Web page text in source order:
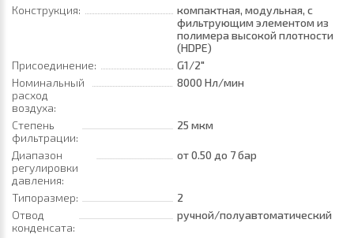
Конструкция:
компактная, модульная, с
фильтрующим элементом из
полимера высокой плотности
(HDPE)
Присоединение:
G1/2"
Номинальный
расход
воздуха:
8000 Нл/мин
Степень
фильтрации:
25 мкм
Диапазон
регулировки
давления:
от 0.50 до 7 бар
Типоразмер:
2
Отвод
конденсата:
ручной/полуавтоматический